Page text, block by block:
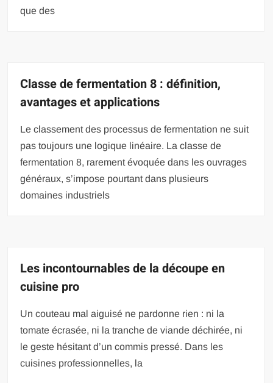
que des
Classe de fermentation 8 : définition,
avantages et applications
Le classement des processus de fermentation ne suit
pas toujours une logique linéaire. La classe de
fermentation 8, rarement évoquée dans les ouvrages
généraux, s’impose pourtant dans plusieurs
domaines industriels
Les incontournables de la découpe en
cuisine pro
Un couteau mal aiguisé ne pardonne rien : ni la
tomate écrasée, ni la tranche de viande déchirée, ni
le geste hésitant d’un commis pressé. Dans les
cuisines professionnelles, la